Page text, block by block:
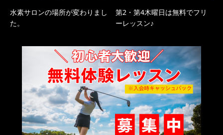
水素サロンの場所が変わりまし
た。
第2・第4木曜日は無料でフリ
ーレッスン♪